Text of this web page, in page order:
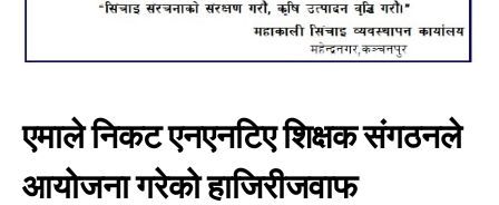
एमाले निकट एनएनटिए शिक्षक संगठनले
आयोजना गरेको हाजिरीजवाफ